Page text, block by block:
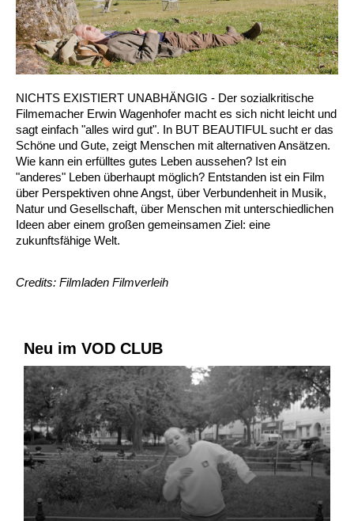
NICHTS EXISTIERT UNABHÄNGIG - Der sozialkritische
Filmemacher Erwin Wagenhofer macht es sich nicht leicht und
sagt einfach "alles wird gut". In BUT BEAUTIFUL sucht er das
Schöne und Gute, zeigt Menschen mit alternativen Ansätzen.
Wie kann ein erfülltes gutes Leben aussehen? Ist ein
"anderes" Leben überhaupt möglich? Entstanden ist ein Film
über Perspektiven ohne Angst, über Verbundenheit in Musik,
Natur und Gesellschaft, über Menschen mit unterschiedlichen
Ideen aber einem großen gemeinsamen Ziel: eine
zukunftsfähige Welt.
Credits: Filmladen Filmverleih
Neu im VOD CLUB